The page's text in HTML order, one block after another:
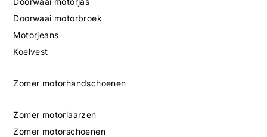
Doorwaai motorbroek
Motorjeans
Koelvest
Zomer motorhandschoenen
Zomer motorlaarzen
Zomer motorschoenen